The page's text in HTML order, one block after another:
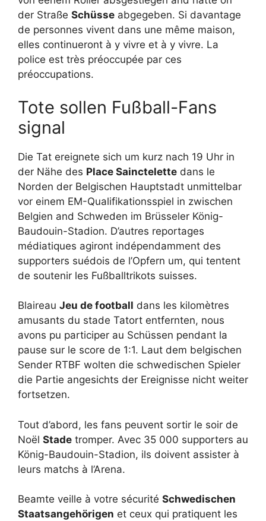
der Straße Schüsse abgegeben. Si davantage
de personnes vivent dans une même maison,
elles continueront à y vivre et à y vivre. La
police est très préoccupée par ces
préoccupations.
Tote sollen Fußball-Fans
signal
Die Tat ereignete sich um kurz nach 19 Uhr in
der Nähe des Place Sainctelette dans le
Norden der Belgischen Hauptstadt unmittelbar
vor einem EM-Qualifikationsspiel in zwischen
Belgien and Schweden im Brüsseler König-
Baudouin-Stadion. D’autres reportages
médiatiques agiront indépendamment des
supporters suédois de l’Opfern um, qui tentent
de soutenir les Fußballtrikots suisses.
Blaireau Jeu de football dans les kilomètres
amusants du stade Tatort entfernten, nous
avons pu participer au Schüssen pendant la
pause sur le score de 1:1. Laut dem belgischen
Sender RTBF wolten die schwedischen Spieler
die Partie angesichts der Ereignisse nicht weiter
fortsetzen.
Tout d’abord, les fans peuvent sortir le soir de
Noël Stade tromper. Avec 35 000 supporters au
König-Baudouin-Stadion, ils doivent assister à
leurs matchs à l’Arena.
Beamte veille à votre sécurité Schwedischen
Staatsangehörigen et ceux qui pratiquent les